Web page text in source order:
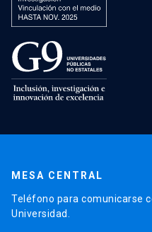
MESA CENTRAL
Teléfono para comunicarse
Universidad.